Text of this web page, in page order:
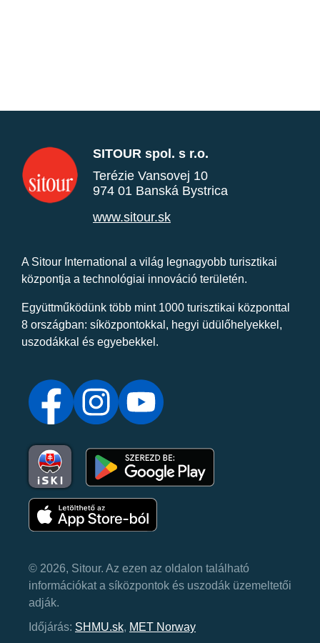
SITOUR spol. s r.o.
Terézie Vansovej 10
974 01 Banská Bystrica
www.sitour.sk
A Sitour International a világ legnagyobb turisztikai
központja a technológiai innováció területén.
Együttműködünk több mint 1000 turisztikai központtal
8 országban: síközpontokkal, hegyi üdülőhelyekkel,
uszodákkal és egyebekkel.
© 2026, Sitour. Az ezen az oldalon található
információkat a síközpontok és uszodák üzemeltetői
adják.
Időjárás: SHMU.sk, MET Norway